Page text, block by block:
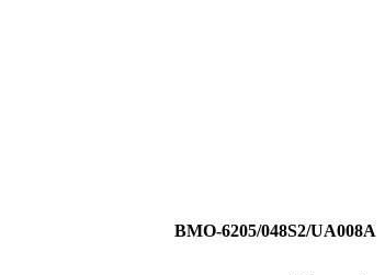
BMO-6205/048S2/UA008A